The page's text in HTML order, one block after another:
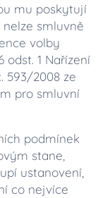
mu poskytují
smluvně
volby
odst. 1 Nařízení
593/2008 ze
pro smluvní
podmínek
stane,
ustanovení,
co nejvíce